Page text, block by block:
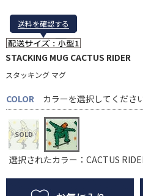
送料を確認する
送料を確認する
STACKING MUG CACTUS RIDER
スタッキング マグ
COLOR
カラーを選択してくださ
選択されたカラー：CACTUS